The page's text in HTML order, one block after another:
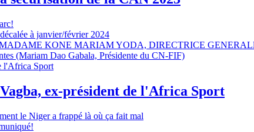
à janvier/février 2024
KONE MARIAM YODA, DIRECTRICE
(Mariam Dao Gabala, Présidente du CN-FIF)
ex-président de l'Africa Sport
le Niger a frappé là où ça fait mal